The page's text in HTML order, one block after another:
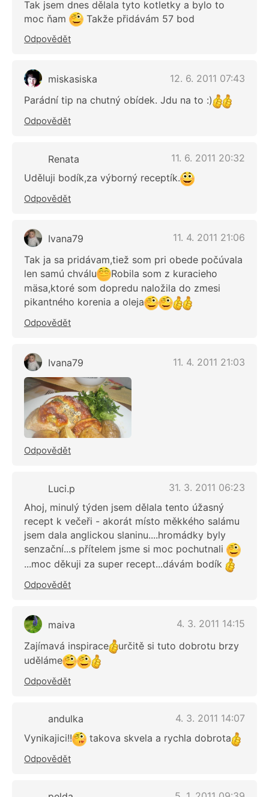
Tak jsem dnes dělala tyto kotletky a bylo to
moc ňam
Takže přidávám 57 bod
Odpovědět
miskasiska
12. 6. 2011 07:43
Parádní tip na chutný obídek. Jdu na to :)
Odpovědět
Renata
11. 6. 2011 20:32
Uděluji bodík,za výborný receptík.
Odpovědět
Ivana79
11. 4. 2011 21:06
Tak ja sa pridávam,tiež som pri obede počúvala
len samú chválu
Robila som z kuracieho
mäsa,ktoré som dopredu naložila do zmesi
pikantného korenia a oleja
Odpovědět
Ivana79 11. 4. 2011 21:03
Odpovědět
Luci.p
31. 3. 2011 06:23
Ahoj, minulý týden jsem dělala tento úžasný
recept k večeři - akorát místo měkkého salámu
jsem dala anglickou slaninu....hromádky byly
senzační...s přítelem jsme si moc pochutnali
...moc děkuji za super recept...dávám bodík
Odpovědět
maiva
4. 3. 2011 14:15
Zajímavá inspirace
určitě si tuto dobrotu brzy
uděláme
Odpovědět
andulka
4. 3. 2011 14:07
Vynikajici!!
takova skvela a rychla dobrota
Odpovědět